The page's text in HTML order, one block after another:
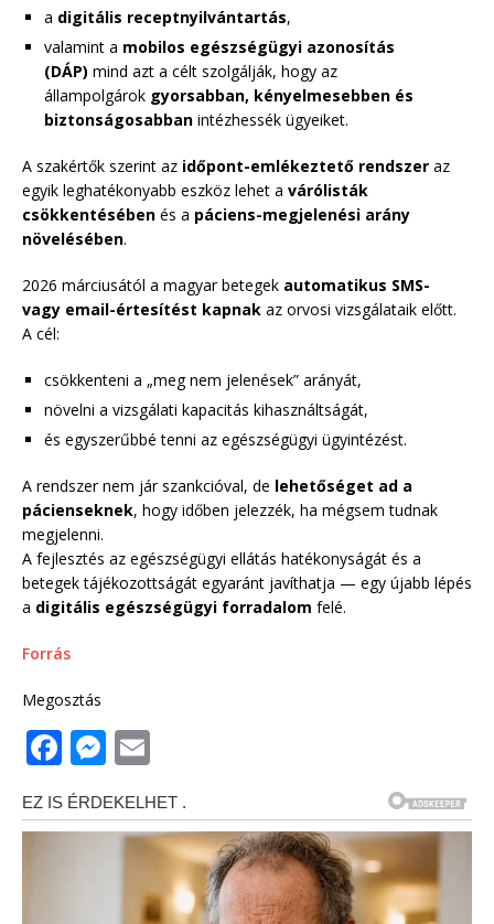
a digitális receptnyilvántartás,
valamint a mobilos egészségügyi azonosítás
(DÁP) mind azt a célt szolgálják, hogy az
állampolgárok gyorsabban, kényelmesebben és
biztonságosabban intézhessék ügyeiket.
A szakértők szerint az időpont-emlékeztető rendszer az
egyik leghatékonyabb eszköz lehet a várólisták
csökkentésében és a páciens-megjelenési arány
növelésében.
2026 márciusától a magyar betegek automatikus SMS-
vagy email-értesítést kapnak az orvosi vizsgálataik előtt.
A cél:
csökkenteni a „meg nem jelenések” arányát,
növelni a vizsgálati kapacitás kihasználtságát,
és egyszerűbbé tenni az egészségügyi ügyintézést.
A rendszer nem jár szankcióval, de lehetőséget ad a
pácienseknek, hogy időben jelezzék, ha mégsem tudnak
megjelenni.
A fejlesztés az egészségügyi ellátás hatékonyságát és a
betegek tájékozottságát egyaránt javíthatja — egy újabb lépés
a digitális egészségügyi forradalom felé.
Forrás
Megosztás
F
a
c
M
ss
e
ai
l